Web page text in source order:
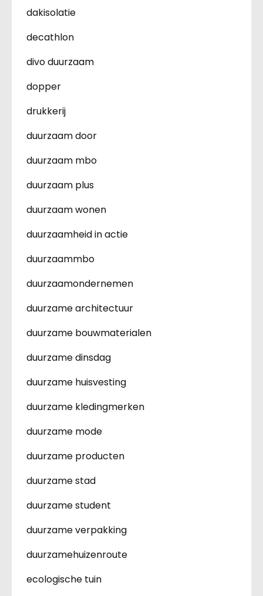
dakisolatie
decathlon
divo duurzaam
dopper
drukkerij
duurzaam door
duurzaam mbo
duurzaam plus
duurzaam wonen
duurzaamheid in actie
duurzaammbo
duurzaamondernemen
duurzame architectuur
duurzame bouwmaterialen
duurzame dinsdag
duurzame huisvesting
duurzame kledingmerken
duurzame mode
duurzame producten
duurzame stad
duurzame student
duurzame verpakking
duurzamehuizenroute
ecologische tuin